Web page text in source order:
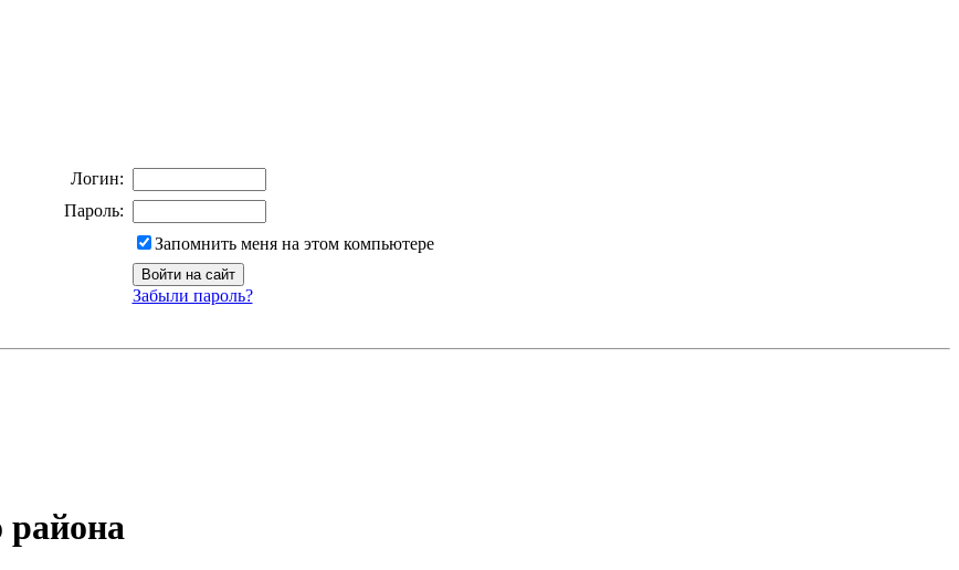
Логин:
Пароль:
Запомнить меня на этом компьютере
Забыли пароль?
района